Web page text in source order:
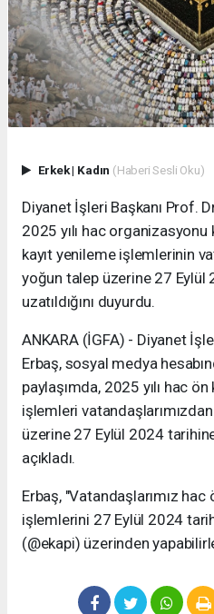
Erkek| Kadın (Haberi Sesli Oku)
Diyanet İşleri Başkanı Prof.
2025 yılı hac organizasyonu
kayıt yenileme işlemlerinin
yoğun talep üzerine 27 Eylül
uzatıldığını duyurdu.
ANKARA (İGFA) - Diyanet
Erbaş, sosyal medya
paylaşımda, 2025 yılı hac
işlemleri
üzerine 27 Eylül 2024 tarihine
açıkladı.
Erbaş, "Vatandaşlarımız hac
işlemlerini 27 Eylül 2024
(@ekapi) üzerinden